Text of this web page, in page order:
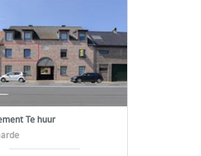
Te huur